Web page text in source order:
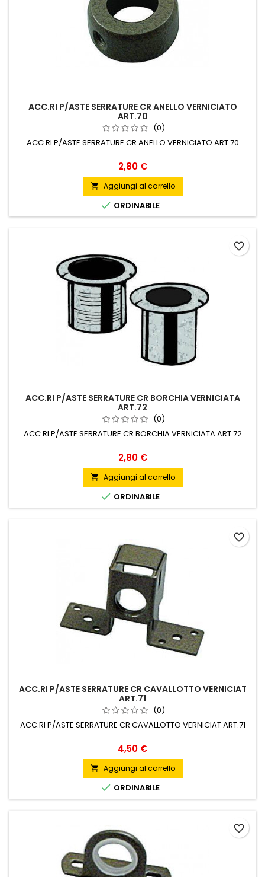
ACC.RI P/ASTE SERRATURE CR ANELLO VERNICIATO
ART.70
(0)
ACC.RI P/ASTE SERRATURE CR ANELLO VERNICIATO ART.70
Prezzo
2,80 €
 Aggiungi al carrello
 ORDINABILE
ACC.RI P/ASTE SERRATURE CR BORCHIA VERNICIATA
ART.72
(0)
ACC.RI P/ASTE SERRATURE CR BORCHIA VERNICIATA ART.72
Prezzo
2,80 €
 Aggiungi al carrello
 ORDINABILE
favorite_border
ACC.RI P/ASTE SERRATURE CR CAVALLOTTO VERNICIAT
ART.71
(0)
ACC.RI P/ASTE SERRATURE CR CAVALLOTTO VERNICIAT ART.71
Prezzo
4,50 €
 Aggiungi al carrello
 ORDINABILE
favorite_border
favorite_border